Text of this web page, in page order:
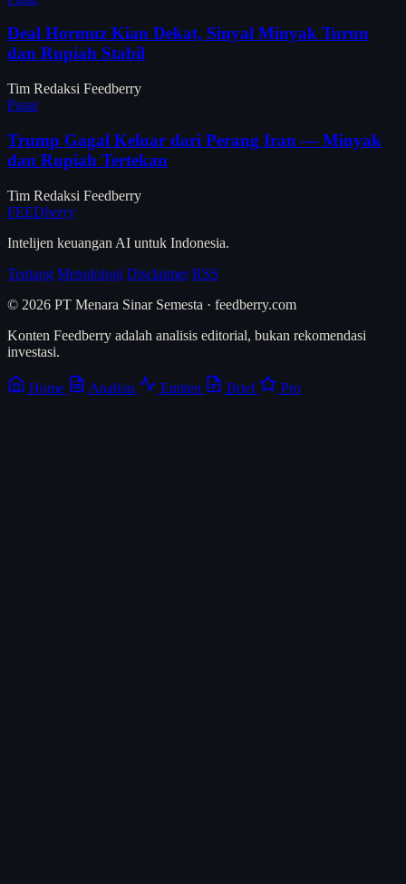
Deal Hormuz Kian Dekat, Sinyal Minyak Turun
dan Rupiah Stabil
Tim Redaksi Feedberry
Pasar
Trump Gagal Keluar dari Perang Iran — Minyak
dan Rupiah Tertekan
Tim Redaksi Feedberry
FEEDberry
Intelijen keuangan AI untuk Indonesia.
Tentang Metodologi Disclaimer RSS
© 2026 PT Menara Sinar Semesta · feedberry.com
Konten Feedberry adalah analisis editorial, bukan rekomendasi
investasi.
Home Analisis Emiten Brief Pro